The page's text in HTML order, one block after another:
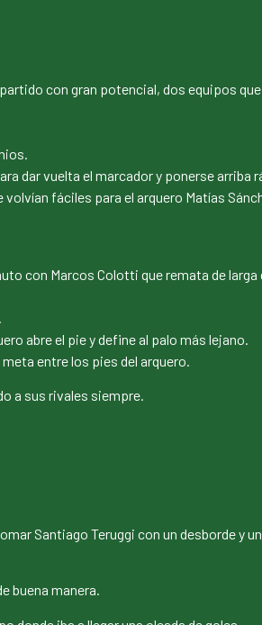
con gran potencial, dos equipos
dar vuelta el marcador y ponerse arriba
fáciles para el arquero Matías
con Marcos Colotti que remata de
abre el pie y define al palo más lejano.
entre los pies del arquero.
a sus rivales siempre.
Santiago Teruggi con un desborde y
buena manera.